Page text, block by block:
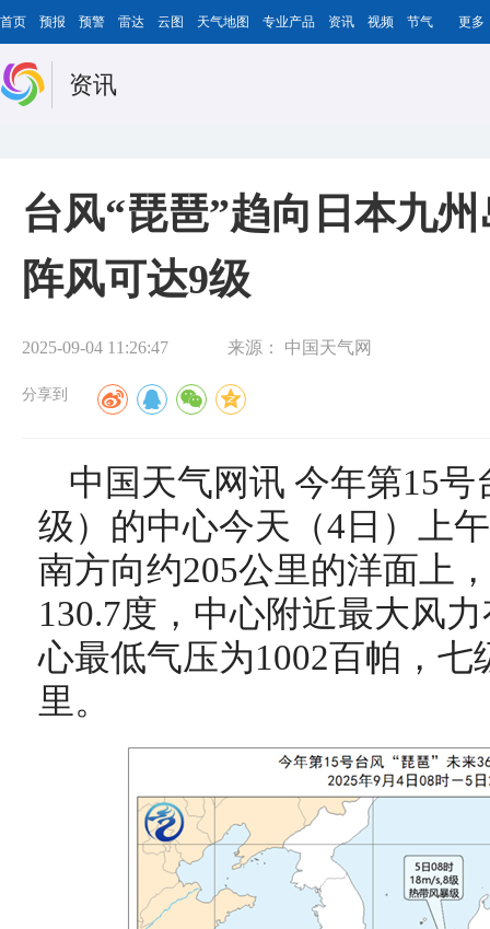
首页 预报 预警 雷达 云图 天气地图 专业产品 资讯 视频 节气 更多
资讯
台风“琵琶”趋向日本九
阵风可达9级
2025-09-04 11:26:47 来源： 中国天气网
分享到
中国天气网讯 今年第15
级）的中心今天（4日）上
南方向约205公里的洋面上
130.7度，中心附近最大风
心最低气压为1002百帕，七
里。